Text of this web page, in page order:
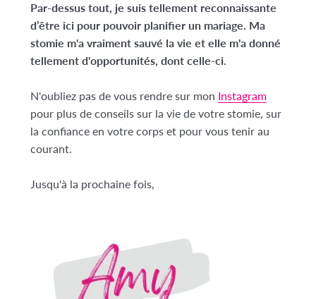
Par-dessus tout, je suis tellement reconnaissante
d’être ici pour pouvoir planifier un mariage. Ma
stomie m'a vraiment sauvé la vie et elle m'a donné
tellement d'opportunités, dont celle-ci.
N'oubliez pas de vous rendre sur mon Instagram
pour plus de conseils sur la vie de votre stomie, sur
la confiance en votre corps et pour vous tenir au
courant.
Jusqu'à la prochaine fois,